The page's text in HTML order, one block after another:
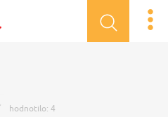
hodnotilo: 4